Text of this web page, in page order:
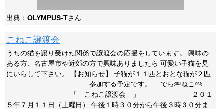
出典： OLYMPUS-Tさん
こねこ譲渡会
うちの猫を譲り受けた関係で譲渡会の応援をしています。 興味の
ある方、名古屋市や近郊の方で興味ありましたら 可愛い子猫を見
にいらして下さい。 【お知らせ】 子猫が１１匹とおとな猫が２匹
参加する予定です。 でら￼ねこ￼
「 こねこ譲渡会 」 ２０１
５年７月１１日（土曜日） 午後１時３０分から午後３時３０分ま